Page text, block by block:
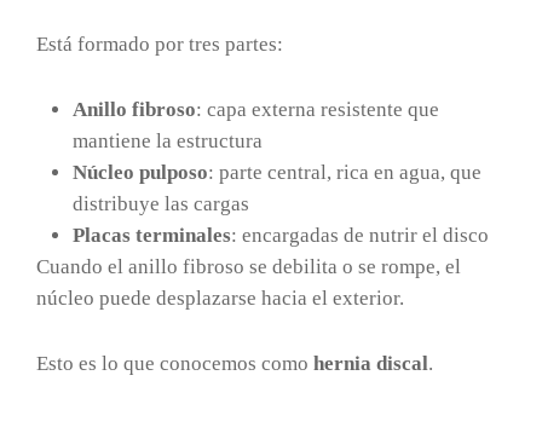
Está formado por tres partes:
Anillo fibroso: capa externa resistente que
mantiene la estructura
Núcleo pulposo: parte central, rica en agua, que
distribuye las cargas
Placas terminales: encargadas de nutrir el disco
Cuando el anillo fibroso se debilita o se rompe, el
núcleo puede desplazarse hacia el exterior.
Esto es lo que conocemos comohernia discal.